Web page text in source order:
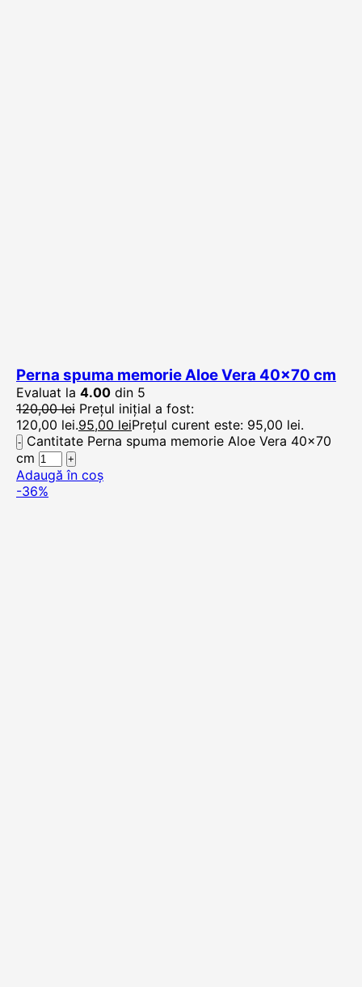
Perna spuma memorie Aloe Vera 40×70 cm
Evaluat la 4.00 din 5
120,00lei Prețul inițial a fost:
120,00 lei.95,00 leiPrețul curent este: 95,00 lei.
Cantitate Perna spuma memorie Aloe Vera 40x70
cm
Adaugă în coș
-36%